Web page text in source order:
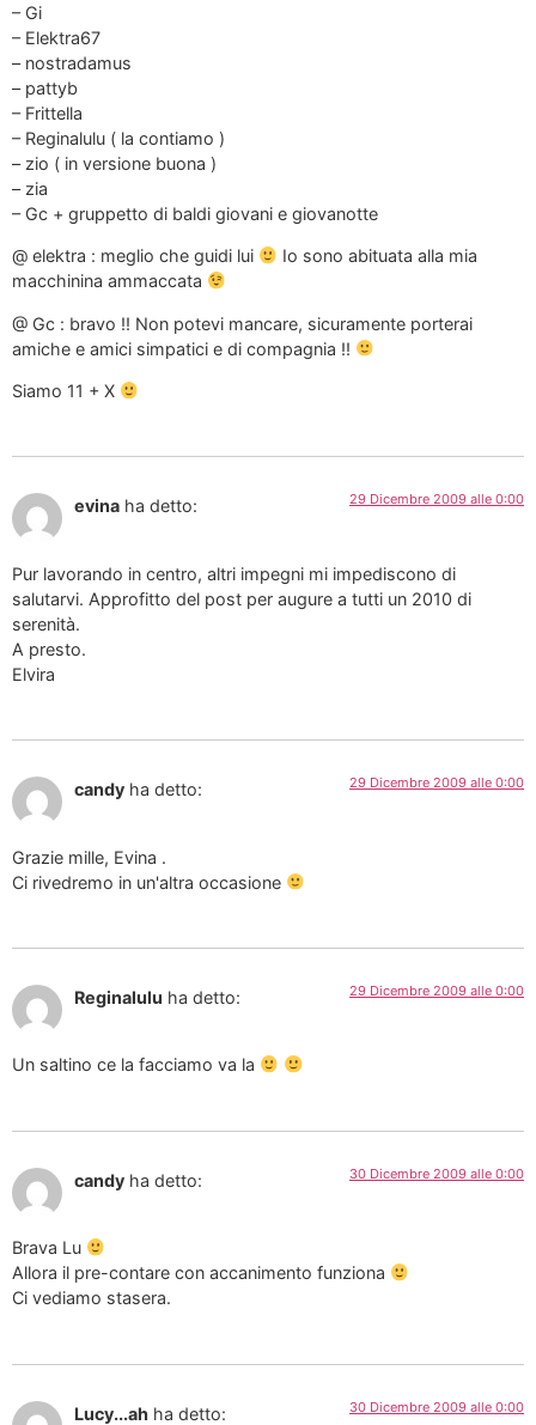
– Gi
– Elektra67
– nostradamus
– pattyb
– Frittella
– Reginalulu ( la contiamo )
– zio ( in versione buona )
– zia
– Gc + gruppetto di baldi giovani e giovanotte
@ elektra : meglio che guidi lui
Io sono abituata alla mia
macchinina ammaccata
@ Gc : bravo !! Non potevi mancare, sicuramente porterai
amiche e amici simpatici e di compagnia !!
Siamo 11 + X
evina ha detto: 29 Dicembre 2009 alle 0:00
Pur lavorando in centro, altri impegni mi impediscono di
salutarvi. Approfitto del post per augure a tutti un 2010 di
serenità.
A presto.
Elvira
candy ha detto: 29 Dicembre 2009 alle 0:00
Grazie mille, Evina .
Ci rivedremo in un'altra occasione
Reginalulu ha detto: 29 Dicembre 2009 alle 0:00
Un saltino ce la facciamo va la
candy ha detto: 30 Dicembre 2009 alle 0:00
Brava Lu
Allora il pre-contare con accanimento funziona
Ci vediamo stasera.
Lucy...ah ha detto: 30 Dicembre 2009 alle 0:00